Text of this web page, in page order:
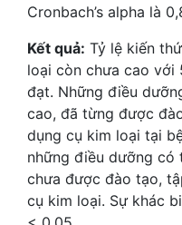
Cronbach’s alpha là
Kết quả: Tỷ lệ kiến
loại còn chưa cao với
đạt. Những điều
cao, đã từng được
dụng cụ kim loại tại
những điều dưỡng có
chưa được đào tạo,
cụ kim loại. Sự khác